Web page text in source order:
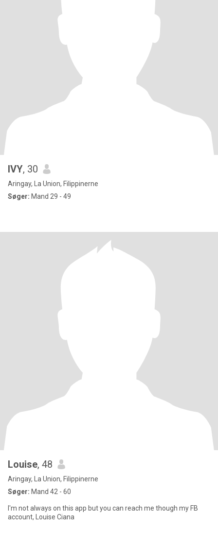
IVY, 30
Aringay, La Union, Filippinerne
Søger: Mand 29 - 49
Louise, 48
Aringay, La Union, Filippinerne
Søger: Mand 42 - 60
I'm not always on this app but you can reach me though my FB
account, Louise Ciana